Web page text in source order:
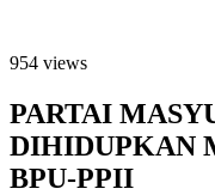
954 views
PARTAI
DIHIDUPKAN
BPU-PPII